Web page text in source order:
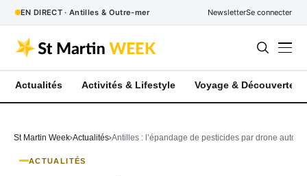
EN DIRECT · Antilles & Outre-mer NewsletterSe connecter
Actualités Activités & Lifestyle Voyage & Découverte
St Martin Week Actualités Antilles : l’épandage de pesticides par drone
ACTUALITÉS